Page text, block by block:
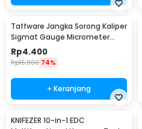
Taffware Jangka Sorong Kaliper
Sigmat Gauge Micrometer
150mm - QST-600
Rp4.400
Rp16.900 74%
+ Keranjang
KNIFEZER 10-in-1 EDC